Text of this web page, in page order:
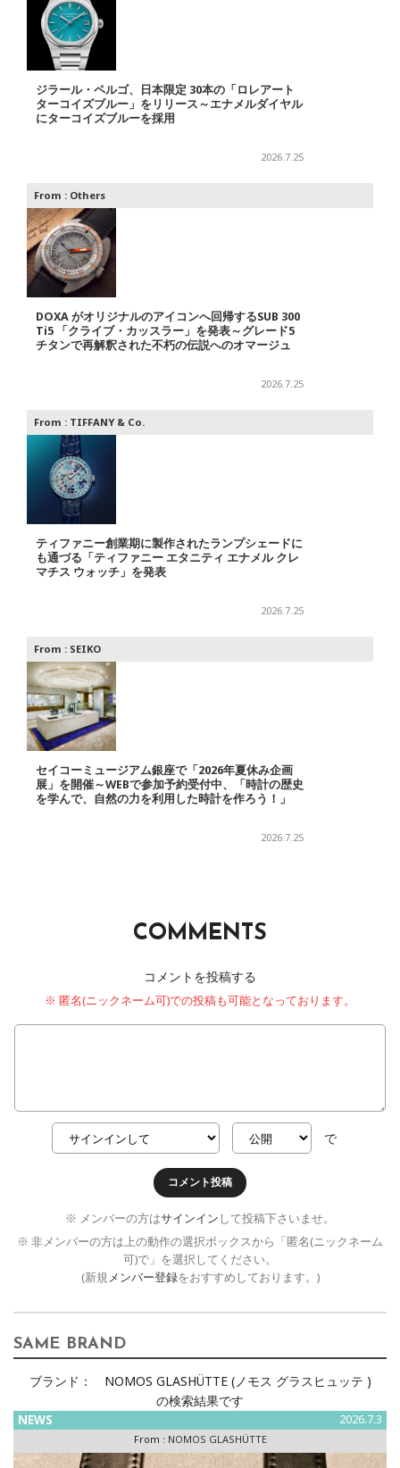
ジラール・ペルゴ、日本限定 30本の「ロレアート
ターコイズブルー」をリリース～エナメルダイヤル
にターコイズブルーを採用
2026.7.25
From : Others
DOXA がオリジナルのアイコンへ回帰するSUB 300
Ti5 「クライブ・カッスラー」を発表～グレード5
チタンで再解釈された不朽の伝説へのオマージュ
2026.7.25
From : TIFFANY & Co.
ティファニー創業期に製作されたランプシェードに
も通づる「ティファニー エタニティ エナメル クレ
マチス ウォッチ」を発表
2026.7.25
From : SEIKO
セイコーミュージアム銀座で「2026年夏休み企画
展」を開催～WEBで参加予約受付中、「時計の歴史
を学んで、自然の力を利用した時計を作ろう！」
2026.7.25
COMMENTS
コメントを投稿する
※ 匿名(ニックネーム可)での投稿も可能となっております。
で
コメント投稿
※ メンバーの方はサインイン して投稿下さいませ。
※ 非メンバーの方は上の動作の選択ボックスから「匿名(ニックネーム
可)で」を選択してください。
(新規メンバー登録をおすすめしております。)
SAME BRAND
ブランド：
NOMOS GLASHÜTTE (ノモス グラスヒュッテ )
の検索結果です
NEWS 2026.7.3
From : NOMOS GLASHÜTTE